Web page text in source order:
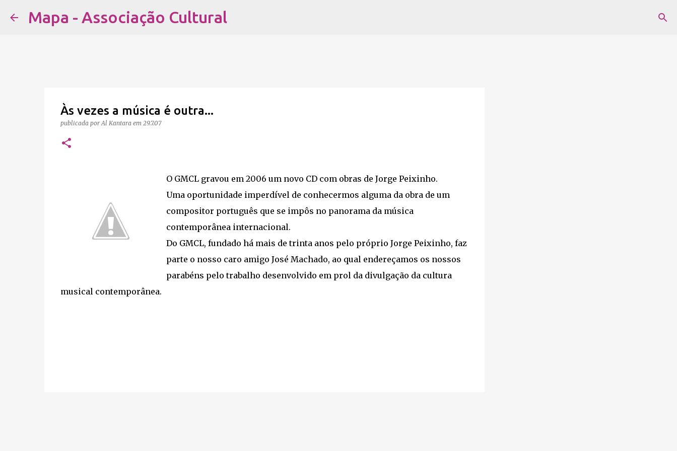
Mapa - Associação Cultural
Às vezes a música é outra...
publicada porAl Kantara em 29.7.07
O GMCL gravou em 2006 um novo CD com obras de Jorge Peixinho.
Uma oportunidade imperdível de conhecermos alguma da obra de um
compositor português que se impôs no panorama da música
contemporânea internacional.
Do GMCL, fundado há mais de trinta anos pelo próprio Jorge Peixinho, faz
parte o nosso caro amigo José Machado, ao qual endereçamos os nossos
parabéns pelo trabalho desenvolvido em prol da divulgação da cultura
musical contemporânea.